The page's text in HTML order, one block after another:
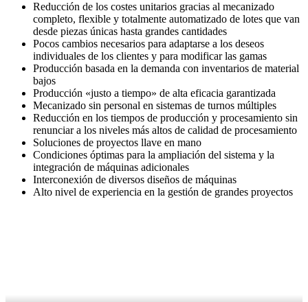
Reducción de los costes unitarios gracias al mecanizado
completo, flexible y totalmente automatizado de lotes que van
desde piezas únicas hasta grandes cantidades
Pocos cambios necesarios para adaptarse a los deseos
individuales de los clientes y para modificar las gamas
Producción basada en la demanda con inventarios de material
bajos
Producción «justo a tiempo» de alta eficacia garantizada
Mecanizado sin personal en sistemas de turnos múltiples
Reducción en los tiempos de producción y procesamiento sin
renunciar a los niveles más altos de calidad de procesamiento
Soluciones de proyectos llave en mano
Condiciones óptimas para la ampliación del sistema y la
integración de máquinas adicionales
Interconexión de diversos diseños de máquinas
Alto nivel de experiencia en la gestión de grandes proyectos